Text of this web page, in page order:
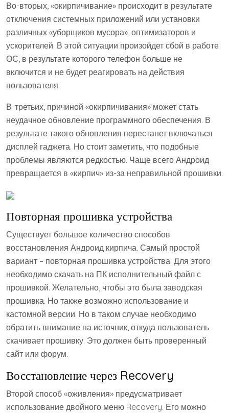
Во-вторых, «окирпичивание» происходит в результате
отключения системных приложений или установки
различных «уборщиков мусора», оптимизаторов и
ускорителей. В этой ситуации произойдет сбой в работе
ОС, в результате которого телефон больше не
включится и не будет реагировать на действия
пользователя.
В-третьих, причиной «окирпичивания» может стать
неудачное обновление программного обеспечения. В
результате такого обновления перестанет включаться
дисплей гаджета. Но стоит заметить, что подобные
проблемы являются редкостью. Чаще всего Андроид
превращается в «кирпич» из-за неправильной прошивки.
Повторная прошивка устройства
Существует большое количество способов
восстановления Андроид кирпича. Самый простой
вариант – повторная прошивка устройства. Для этого
необходимо скачать на ПК исполнительный файл с
прошивкой. Желательно, чтобы это была заводская
прошивка. Но также возможно использование и
кастомной версии. Но в таком случае необходимо
обратить внимание на источник, откуда пользователь
скачивает прошивку. Это должен быть проверенный
сайт или форум.
Восстановление через Recovery
Второй способ «оживления» предусматривает
использование двойного меню Recovery. Его можно